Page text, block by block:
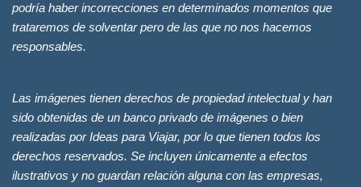
podría haber incorrecciones en determinados momentos que
trataremos de solventar pero de las que no nos hacemos
responsables.
Las imágenes tienen derechos de propiedad intelectual y han
sido obtenidas de un banco privado de imágenes o bien
realizadas por Ideas para Viajar, por lo que tienen todos los
derechos reservados. Se incluyen únicamente a efectos
ilustrativos y no guardan relación alguna con las empresas,